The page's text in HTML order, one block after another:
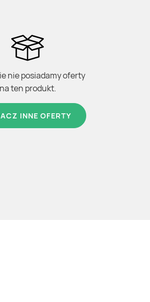
nie posiadamy oferty
na ten produkt.
INNE OFERTY